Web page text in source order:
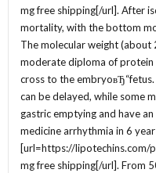
mg free shipping[/url]. After
mortality, with the bottom
The molecular weight
moderate diploma of protein
cross to the
can be delayed, while some
gastric emptying and have
medicine arrhythmia in 6
[url=https://lipotechins.com/
mg free shipping[/url]. From